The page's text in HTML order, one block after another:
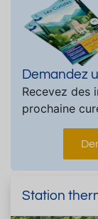
Demandez
Recevez des
prochaine
Station